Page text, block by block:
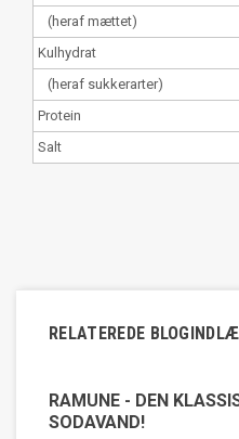
(heraf mættet)
Kulhydrat
(heraf sukkerarter)
Protein
Salt
RELATEREDE
RAMUNE - DEN
SODAVAND!